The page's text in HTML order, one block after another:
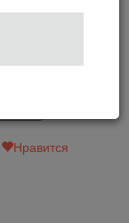
кофе
Нравится